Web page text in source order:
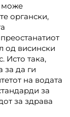
може
органски,
од висински
Исто така,
за да ги
на водата
за
за здрава